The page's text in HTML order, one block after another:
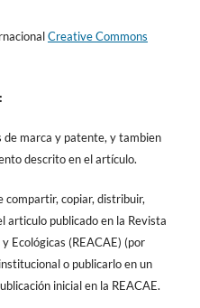
Creative Commons
de marca y patente, y tambien
descrito en el artículo.
compartir, copiar, distribuir,
articulo publicado en la Revista
Ecológicas (REACAE) (por
o publicarlo en un
inicial en la REACAE.